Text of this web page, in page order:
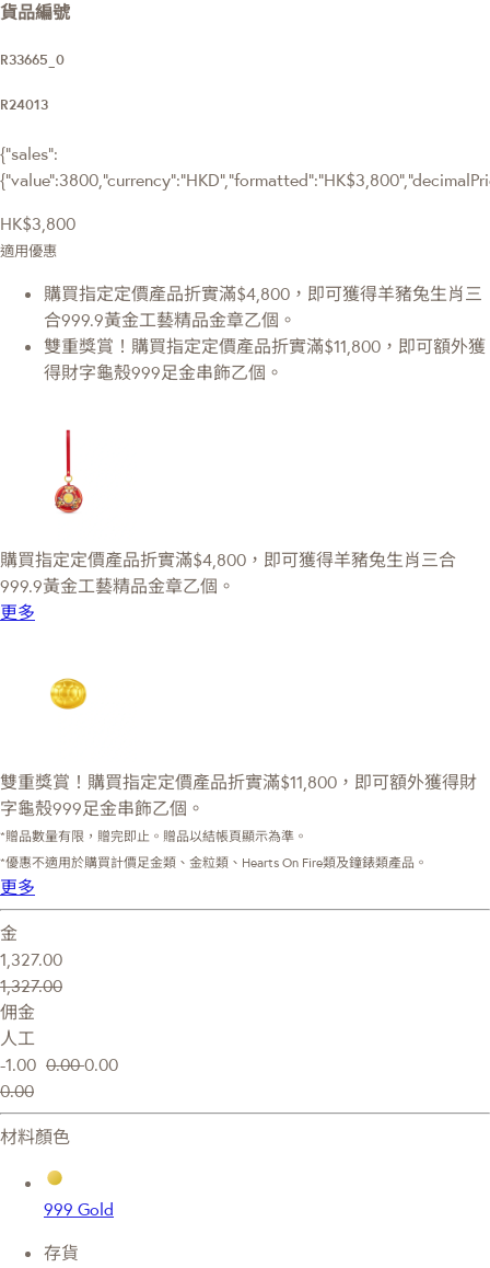
貨品編號
R33665_0
R24013
{"sales":
HK$3,800
適用優惠
購買指定定價產品折實滿$4,800，即可獲得羊豬兔生肖三
合999.9黃金工藝精品金章乙個。
雙重獎賞！購買指定定價產品折實滿$11,800，即可額外獲
得財字龜殼999足金串飾乙個。
購買指定定價產品折實滿$4,800，即可獲得羊豬兔生肖三合
999.9黃金工藝精品金章乙個。
更多
雙重獎賞！購買指定定價產品折實滿$11,800，即可額外獲得財
字龜殼999足金串飾乙個。
*贈品數量有限，贈完即止。贈品以結帳頁顯示為準。
*優惠不適用於購買計價足金類、金粒類、Hearts On Fire類及鐘錶類產品。
更多
金
1,327.00
1,327.00
佣金
人工
-1.00 0.000.00
0.00
材料顏色
999 Gold
存貨